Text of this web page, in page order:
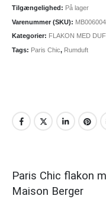
Tilgængelighed: På lager
Varenummer (SKU): MB006004
Kategorier: FLAKON MED
Tags: Paris Chic, Rumduft
Paris Chic flakon
Maison Berger